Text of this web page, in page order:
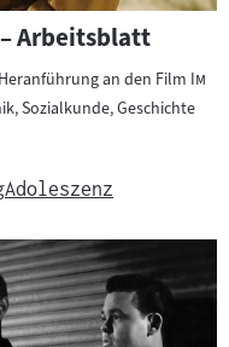
– Arbeitsblatt
an den Film "Im
Sozialkunde, Geschichte
Adoleszenz